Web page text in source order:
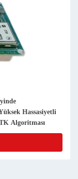
Hassasiyetli
Algoritması